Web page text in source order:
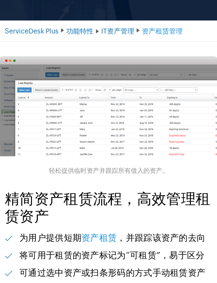
ServiceDesk Plus 功能特性 IT资产管理 资产租赁管理
轻松提供临时资产并跟踪所有借入的资产。
精简资产租赁流程，高效管理租
赁资产
为用户提供短期资产租赁 ，并跟踪该资产的去向
将可用于租赁的资产标记为“可租赁”，易于区分
可通过选中资产或扫条形码的方式手动租赁资产